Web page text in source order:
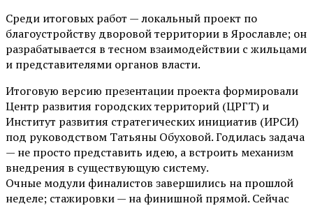
Среди итоговых работ — локальный проект по
благоустройству дворовой территории в Ярославле; он
разрабатывается в тесном взаимодействии с жильцами
и представителями органов власти.
Итоговую версию презентации проекта формировали
Центр развития городских территорий (ЦРГТ) и
Институт развития стратегических инициатив (ИРСИ)
под руководством Татьяны Обуховой. Годилась задача
— не просто представить идею, а встроить механизм
внедрения в существующую систему.
Очные модули финалистов завершились на прошлой
неделе; стажировки — на финишной прямой. Сейчас